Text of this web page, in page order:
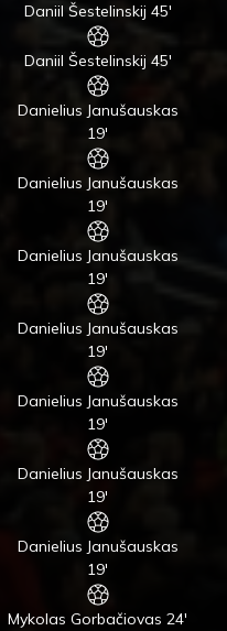
Daniil Šestelinskij 45'
Daniil Šestelinskij 45'
Danielius Janušauskas
19'
Danielius Janušauskas
19'
Danielius Janušauskas
19'
Danielius Janušauskas
19'
Danielius Janušauskas
19'
Danielius Janušauskas
19'
Danielius Janušauskas
19'
Mykolas Gorbačiovas 24'